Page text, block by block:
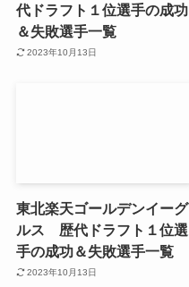
代ドラフト１位選手の成功
＆失敗選手一覧
2023年10月13日
東北楽天ゴールデンイーグ
ルス 歴代ドラフト１位選
手の成功＆失敗選手一覧
2023年10月13日